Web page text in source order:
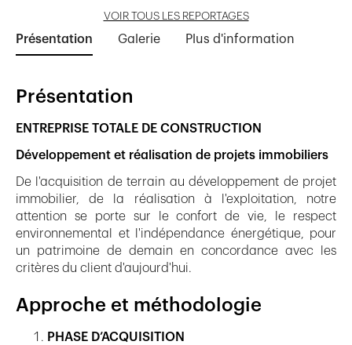
VOIR TOUS LES REPORTAGES
Présentation Galerie Plus d'information
Présentation
ENTREPRISE TOTALE DE CONSTRUCTION
Développement et réalisation de projets immobiliers
De l'acquisition de terrain au développement de projet
immobilier, de la réalisation à l'exploitation, notre
attention se porte sur le confort de vie, le respect
environnemental et l'indépendance énergétique, pour
un patrimoine de demain en concordance avec les
critères du client d'aujourd'hui.
Approche et méthodologie
PHASE D’ACQUISITION